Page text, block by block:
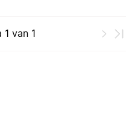
1 van 1